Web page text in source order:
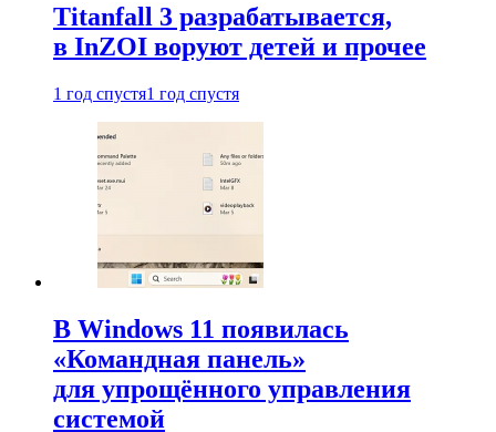
Titanfall 3 разрабатывается,
в InZOI воруют детей и прочее
1 год спустя1 год спустя
В Windows 11 появилась
«Командная панель»
для упрощённого управления
системой